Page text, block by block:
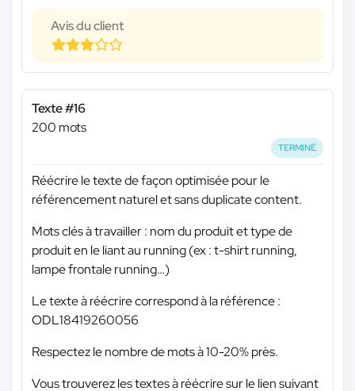
Avis du client
Texte #16
200 mots
TERMINÉ
Réécrire le texte de façon optimisée pour le
référencement naturel et sans duplicate content.
Mots clés à travailler : nom du produit et type de
produit en le liant au running (ex : t-shirt running,
lampe frontale running…)
Le texte à réécrire correspond à la référence :
ODL18419260056
Respectez le nombre de mots à 10-20% près.
Vous trouverez les textes à réécrire sur le lien suivant